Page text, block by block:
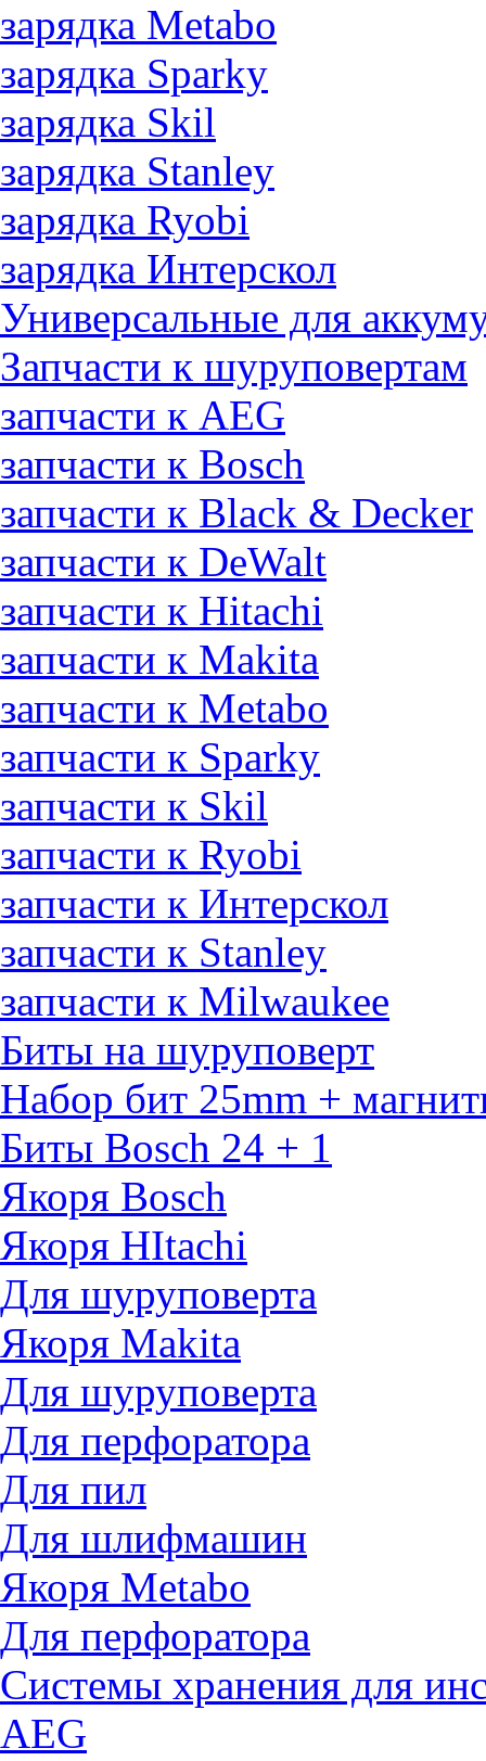
зарядка Metabo
зарядка Sparky
зарядка Skil
зарядка Stanley
зарядка Ryobi
зарядка Интерскол
Универсальные для
Запчасти к шуруповертам
запчасти к AEG
запчасти к Bosch
запчасти к Black & Decker
запчасти к DeWalt
запчасти к Hitachi
запчасти к Makita
запчасти к Metabo
запчасти к Sparky
запчасти к Skil
запчасти к Ryobi
запчасти к Интерскол
запчасти к Stanley
запчасти к Milwaukee
Биты на шуруповерт
Набор бит 25mm +
Биты Bosch 24 + 1
Якоря Bosch
Якоря HItachi
Для шуруповерта
Якоря Makita
Для шуруповерта
Для перфоратора
Для пил
Для шлифмашин
Якоря Metabo
Для перфоратора
Системы хранения для
AEG